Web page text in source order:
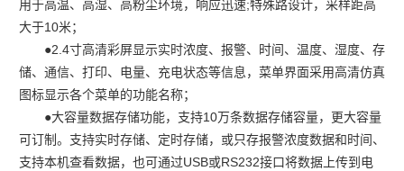
用于高温、高湿、高粉尘环境，响应迅速;特殊路设计，采样距高
大于10米；
●2.4寸高清彩屏显示实时浓度、报警、时间、温度、湿度、存
储、通信、打印、电量、充电状态等信息，菜单界面采用高清仿真
图标显示各个菜单的功能名称；
●大容量数据存储功能，支持10万条数据存储容量，更大容量
可订制。支持实时存储、定时存储，或只存报警浓度数据和时间、